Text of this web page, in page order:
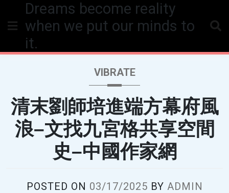
content
Dreams become reality
when we put our minds to
it.
VIBRATE
清末劉師培進端方幕府風
浪–文找九宮格共享空間
史–中國作家網
POSTED ON 03/17/2025 BY ADMIN